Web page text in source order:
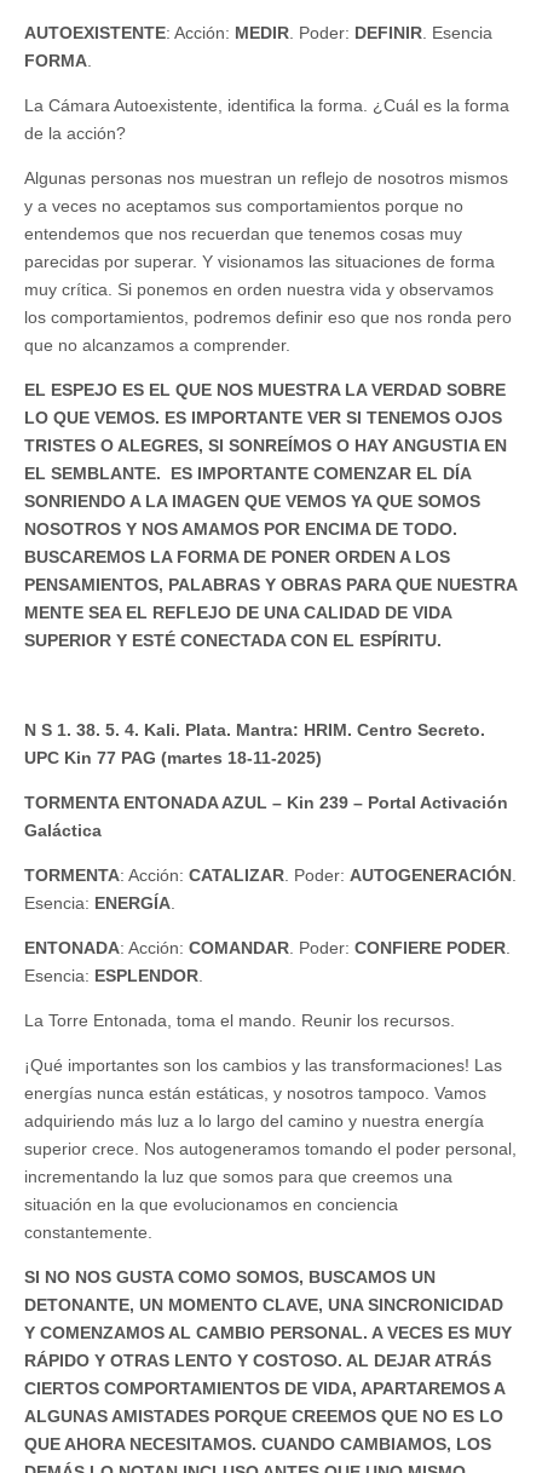
AUTOEXISTENTE: Acción: MEDIR. Poder: DEFINIR. Esencia
FORMA.
La Cámara Autoexistente, identifica la forma. ¿Cuál es la forma
de la acción?
Algunas personas nos muestran un reflejo de nosotros mismos
y a veces no aceptamos sus comportamientos porque no
entendemos que nos recuerdan que tenemos cosas muy
parecidas por superar. Y visionamos las situaciones de forma
muy crítica. Si ponemos en orden nuestra vida y observamos
los comportamientos, podremos definir eso que nos ronda pero
que no alcanzamos a comprender.
EL ESPEJO ES EL QUE NOS MUESTRA LA VERDAD SOBRE
LO QUE VEMOS. ES IMPORTANTE VER SI TENEMOS OJOS
TRISTES O ALEGRES, SI SONREÍMOS O HAY ANGUSTIA EN
EL SEMBLANTE. ES IMPORTANTE COMENZAR EL DÍA
SONRIENDO A LA IMAGEN QUE VEMOS YA QUE SOMOS
NOSOTROS Y NOS AMAMOS POR ENCIMA DE TODO.
BUSCAREMOS LA FORMA DE PONER ORDEN A LOS
PENSAMIENTOS, PALABRAS Y OBRAS PARA QUE NUESTRA
MENTE SEA EL REFLEJO DE UNA CALIDAD DE VIDA
SUPERIOR Y ESTÉ CONECTADA CON EL ESPÍRITU.
N S 1. 38. 5. 4. Kali. Plata. Mantra: HRIM. Centro Secreto.
UPC Kin 77 PAG (martes 18-11-2025)
TORMENTA ENTONADA AZUL – Kin 239 – Portal Activación
Galáctica
TORMENTA: Acción: CATALIZAR. Poder: AUTOGENERACIÓN.
Esencia: ENERGÍA.
ENTONADA: Acción: COMANDAR. Poder: CONFIERE PODER.
Esencia: ESPLENDOR.
La Torre Entonada, toma el mando. Reunir los recursos.
¡Qué importantes son los cambios y las transformaciones! Las
energías nunca están estáticas, y nosotros tampoco. Vamos
adquiriendo más luz a lo largo del camino y nuestra energía
superior crece. Nos autogeneramos tomando el poder personal,
incrementando la luz que somos para que creemos una
situación en la que evolucionamos en conciencia
constantemente.
SI NO NOS GUSTA COMO SOMOS, BUSCAMOS UN
DETONANTE, UN MOMENTO CLAVE, UNA SINCRONICIDAD
Y COMENZAMOS AL CAMBIO PERSONAL. A VECES ES MUY
RÁPIDO Y OTRAS LENTO Y COSTOSO. AL DEJAR ATRÁS
CIERTOS COMPORTAMIENTOS DE VIDA, APARTAREMOS A
ALGUNAS AMISTADES PORQUE CREEMOS QUE NO ES LO
QUE AHORA NECESITAMOS. CUANDO CAMBIAMOS, LOS